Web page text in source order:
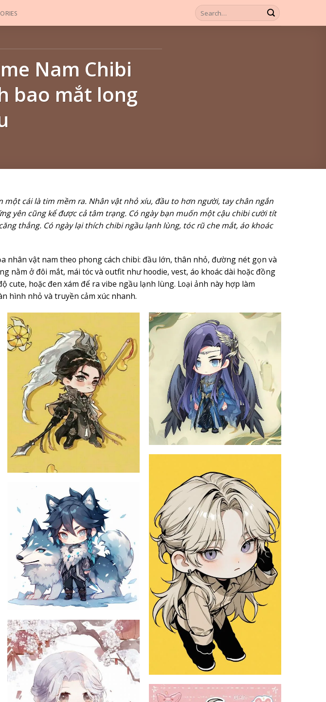
Nam Chibi
bao mắt long
một cái là tim mềm ra. Nhân vật nhỏ xíu, đầu to hơn người, tay chân ngắn
yên cũng kể được cả tâm trạng. Có ngày bạn muốn một cậu chibi cười tít
thẳng. Có ngày lại thích chibi ngầu lạnh lùng, tóc rũ che mắt, áo khoác
nhân vật nam theo phong cách chibi: đầu lớn, thân nhỏ, đường nét gọn và
nằm ở đôi mắt, mái tóc và outfit như hoodie, vest, áo khoác dài hoặc đồng
cute, hoặc đen xám để ra vibe ngầu lạnh lùng. Loại ảnh này hợp làm
hình nhỏ và truyền cảm xúc nhanh.